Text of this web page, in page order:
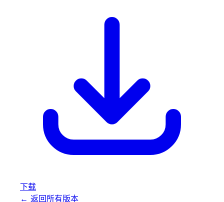
下载
← 返回所有版本